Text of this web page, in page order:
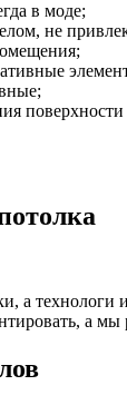
в моде;
не
поверхности
а технологи
а мы